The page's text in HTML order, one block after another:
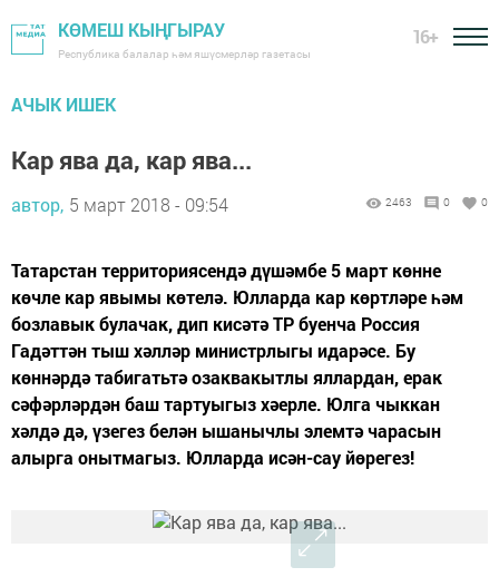
КӨМЕШ КЫҢГЫРАУ
Республика балалар һәм яшүсмерләр газетасы
16+
АЧЫК ИШЕК
Кар ява да, кар ява...
автор, 5 март 2018 - 09:54 2463 0 0
Татарстан территориясендә дүшәмбе 5 март көнне
көчле кар явымы көтелә. Юлларда кар көртләре һәм
бозлавык булачак, дип кисәтә ТР буенча Россия
Гадәттән тыш хәлләр министрлыгы идарәсе. Бу
көннәрдә табигатьтә озаквакытлы яллардан, ерак
сәфәрләрдән баш тартуыгыз хәерле. Юлга чыккан
хәлдә дә, үзегез белән ышанычлы элемтә чарасын
алырга онытмагыз. Юлларда исән-сау йөрегез!